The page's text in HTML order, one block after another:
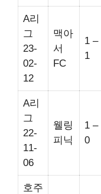
A리
그
23-
02-
12
맥아
서
FC
1 –
1
A리
그
22-
11-
06
웰링
피닉
1 –
0
호주